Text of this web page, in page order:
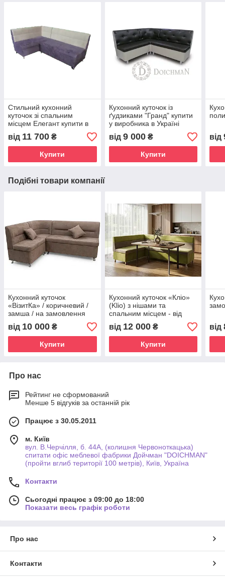
Стильний кухонний
куточок зі спальним
місцем Елегант купити в
Україні, у Києві, 120х180,
бузковий
від 11 700 ₴
Купити
Кухонний куточок із
ґудзиками "Гранд" купити
у виробника в Україні
від 9 000₴
Купити
від
Подібні товари компанії
Кухонний куточок
«ВізитКа» / коричневий /
замша / на замовлення
від 10 000 ₴
Купити
Кухонний куточок «Кліо»
(Klio) з нішами та
спальним місцем - від
від 12 000₴
Купити
від
Про нас
Рейтинг не сформований
Менше 5 відгуків за останній рік
Працює з 30.05.2011
м. Київ
вул. В.Черчілля, б. 44А, (колишня Червоноткацька)
спитати офіс меблевої фабрики Дойчман "DOICHMAN"
(пройти вглиб території 100 метрів), Київ, Україна
Контакти
Сьогодні працює з 09:00 до 18:00
Показати весь графік роботи
Про нас
Контакти